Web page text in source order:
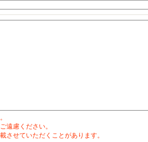
遠慮ください。
させていただくことがあります。